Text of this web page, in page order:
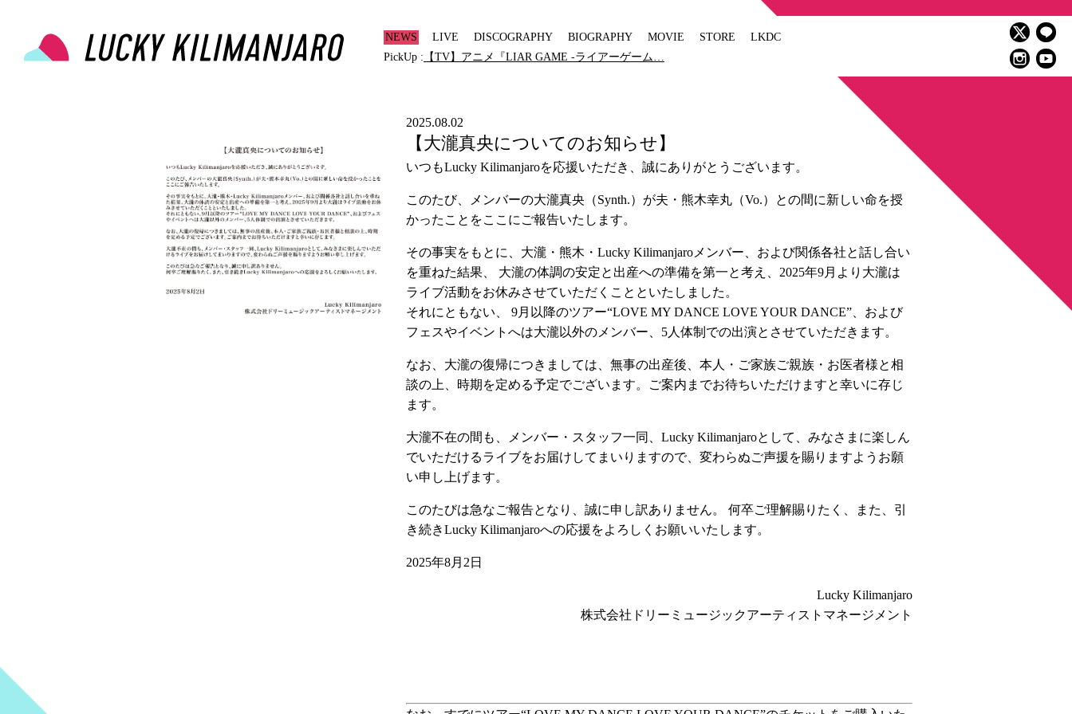
NEWS LIVE DISCOGRAPHY BIOGRAPHY MOVIE STORE
LKDC
PickUp : 【TV】アニメ『LIAR GAME -ライアーゲーム…
2025.08.02
【大瀧真央についてのお知らせ】
いつもLucky Kilimanjaroを応援いただき、誠にありがとうございます。
このたび、メンバーの大瀧真央（Synth.）が夫・熊木幸丸（Vo.）との間に新しい命を授
かったことをここにご報告いたします。
その事実をもとに、大瀧・熊木・Lucky Kilimanjaroメンバー、および関係各社と話し合い
を重ねた結果、 大瀧の体調の安定と出産への準備を第一と考え、2025年9月より大瀧は
ライブ活動をお休みさせていただくことといたしました。
それにともない、 9月以降のツアー“LOVE MY DANCE LOVE YOUR DANCE”、および
フェスやイベントへは大瀧以外のメンバー、5人体制での出演とさせていただきます。
なお、大瀧の復帰につきましては、無事の出産後、本人・ご家族ご親族・お医者様と相
談の上、時期を定める予定でございます。ご案内までお待ちいただけますと幸いに存じ
ます。
大瀧不在の間も、メンバー・スタッフ一同、Lucky Kilimanjaroとして、みなさまに楽しん
でいただけるライブをお届けしてまいりますので、変わらぬご声援を賜りますようお願
い申し上げます。
このたびは急なご報告となり、誠に申し訳ありません。 何卒ご理解賜りたく、また、引
き続きLucky Kilimanjaroへの応援をよろしくお願いいたします。
2025年8月2日
Lucky Kilimanjaro
株式会社ドリーミュージックアーティストマネージメント